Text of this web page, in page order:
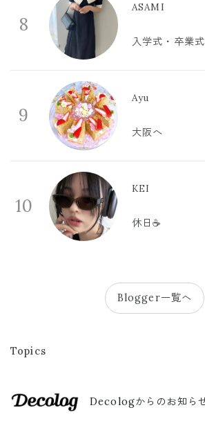
8
ASAMI
入学式・卒業
9
Ayu
大阪へ
10
KEI
休日☕️
Blogger一覧へ
Topics
Decologからのお知ら